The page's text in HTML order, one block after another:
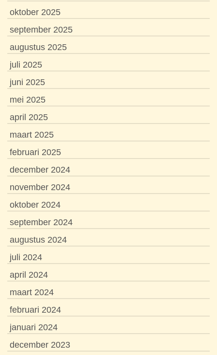
oktober 2025
september 2025
augustus 2025
juli 2025
juni 2025
mei 2025
april 2025
maart 2025
februari 2025
december 2024
november 2024
oktober 2024
september 2024
augustus 2024
juli 2024
april 2024
maart 2024
februari 2024
januari 2024
december 2023